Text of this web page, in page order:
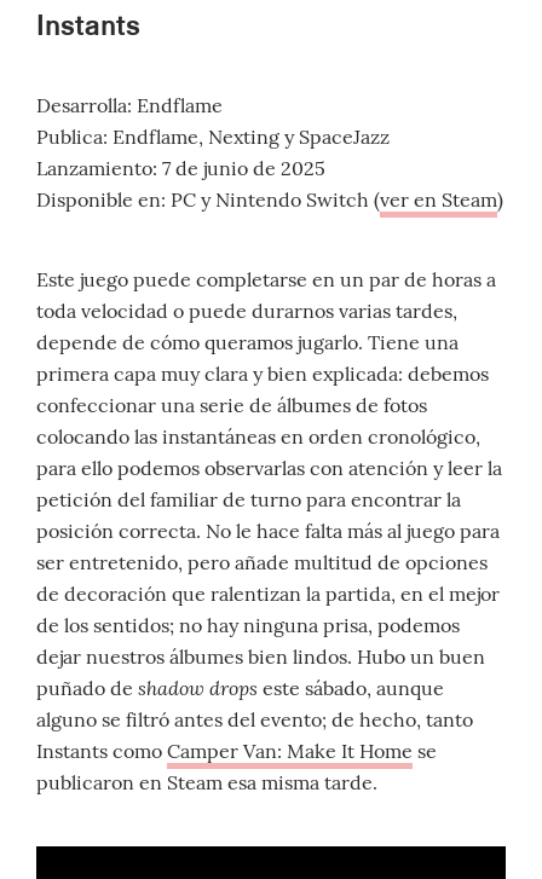
Instants
Desarrolla: Endflame
Publica: Endflame, Nexting y SpaceJazz
Lanzamiento: 7 de junio de 2025
Disponible en: PC y Nintendo Switch (ver en Steam)
Este juego puede completarse en un par de horas a
toda velocidad o puede durarnos varias tardes,
depende de cómo queramos jugarlo. Tiene una
primera capa muy clara y bien explicada: debemos
confeccionar una serie de álbumes de fotos
colocando las instantáneas en orden cronológico,
para ello podemos observarlas con atención y leer la
petición del familiar de turno para encontrar la
posición correcta. No le hace falta más al juego para
ser entretenido, pero añade multitud de opciones
de decoración que ralentizan la partida, en el mejor
de los sentidos; no hay ninguna prisa, podemos
dejar nuestros álbumes bien lindos. Hubo un buen
puñado de shadow drops este sábado, aunque
alguno se filtró antes del evento; de hecho, tanto
Instants como Camper Van: Make It Home se
publicaron en Steam esa misma tarde.